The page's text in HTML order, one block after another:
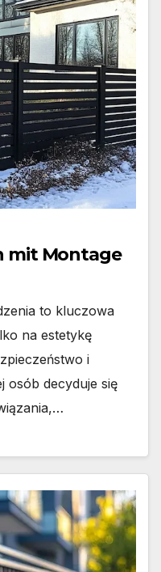
mit Montage
to kluczowa
na estetykę
i
osób decyduje się